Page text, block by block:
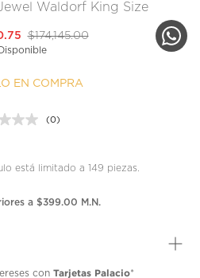
Waldorf King Size
$174,145.00
Disponible
EN COMPRA
Sin
en
página.
(0)
está limitado a 149 piezas.
a $399.00 M.N.
con Tarjetas Palacio*